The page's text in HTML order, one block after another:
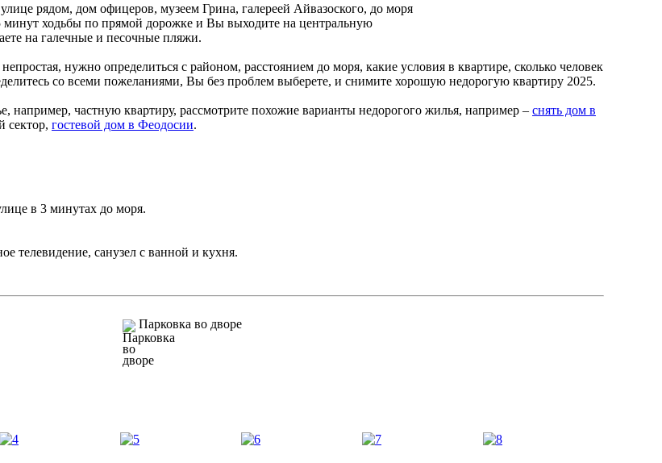
рядом, дом офицеров, музеем Грина, галереей Айвазоского, до моря
минут ходьбы по прямой дорожке и Вы выходите на центральную
на галечные и песочные пляжи.
непростая, нужно определиться с районом, расстоянием до моря, какие условия в квартире, сколько человек
со всеми пожеланиями, Вы без проблем выберете, и снимите хорошую недорогую квартиру 2025.
например, частную квартиру, рассмотрите похожие варианты недорогого жилья, например – снять дом в
сектор, гостевой дом в Феодосии.
в 3 минутах до моря.
телевидение, санузел с ванной и кухня.
Парковка во дворе